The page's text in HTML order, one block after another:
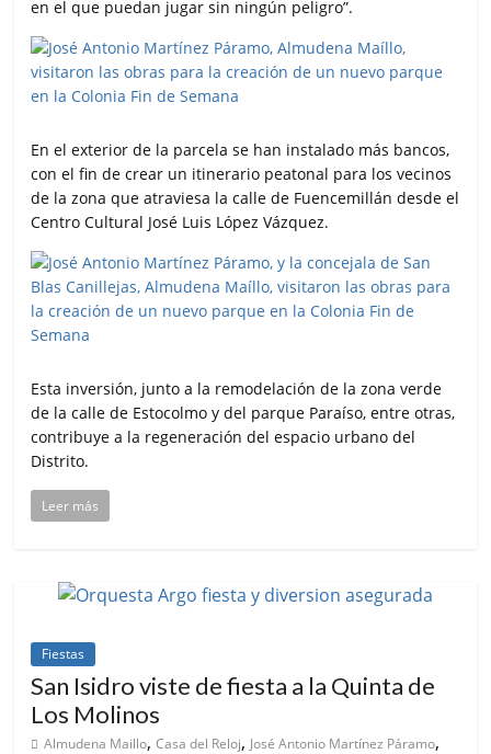
en el que puedan jugar sin ningún peligro”.
En el exterior de la parcela se han instalado más bancos,
con el fin de crear un itinerario peatonal para los vecinos
de la zona que atraviesa la calle de Fuencemillán desde el
Centro Cultural José Luis López Vázquez.
Esta inversión, junto a la remodelación de la zona verde
de la calle de Estocolmo y del parque Paraíso, entre otras,
contribuye a la regeneración del espacio urbano del
Distrito.
Leer más
Fiestas
San Isidro viste de fiesta a la Quinta de
Los Molinos
Almudena Maillo,Casa del Reloj, José Antonio Martínez Páramo,